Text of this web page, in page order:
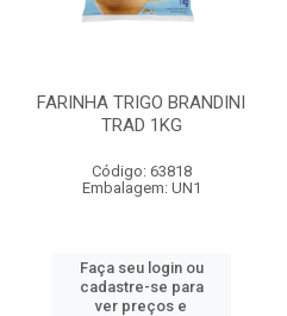
FARINHA TRIGO BRANDINI
TRAD 1KG
Código: 63818
Embalagem: UN1
Faça seu login ou
cadastre-se para
ver preços e